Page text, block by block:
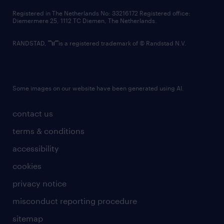
contact us
terms & conditions
accessibility
cookies
privacy notice
misconduct reporting procedure
sitemap
Registered in The Netherlands No: 33216172 Registered office:
Diemermere 25, 1112 TC Diemen, The Netherlands.
RANDSTAD, is a registered trademark of © Randstad N.V.
Some images on our website have been generated using AI.